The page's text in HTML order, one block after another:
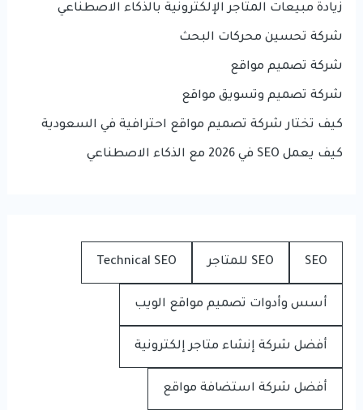
زيادة مبيعات المتاجر الإلكترونية بالذكاء الاصطناعي
شركة تحسين محركات البحث
شركة تصميم مواقع
شركة تصميم وتسويق مواقع
كيف تختار شركة تصميم مواقع احترافية في السعودية
كيف يعمل SEO في 2026 مع الذكاء الاصطناعي
SEO SEO للمتاجر Technical SEO
أسس وأدوات تصميم مواقع الويب
أفضل شركة إنشاء متاجر إلكترونية
أفضل شركة استضافة مواقع